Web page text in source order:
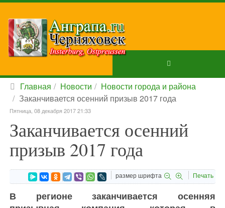
Главная Новости
Новости города и района
Заканчивается осенний призыв 2017 года
Пятница, 08 декабря 2017 21:33
Заканчивается осенний
призыв 2017 года
размер шрифта Печать
В регионе заканчивается осенняя